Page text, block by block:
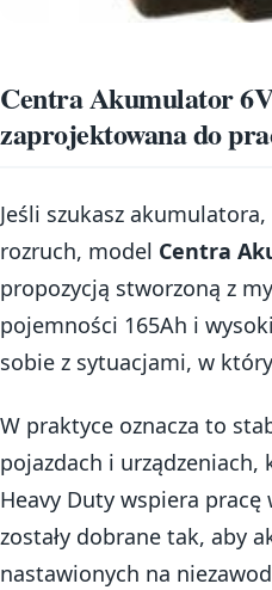
Centra Akumulator
zaprojektowana do
Jeśli szukasz
rozruch, model Centra
propozycją stworzoną z
pojemności 165Ah i
sobie z sytuacjami, w
W praktyce oznacza to
pojazdach i
Heavy Duty wspiera
zostały dobrane tak, aby
nastawionych na